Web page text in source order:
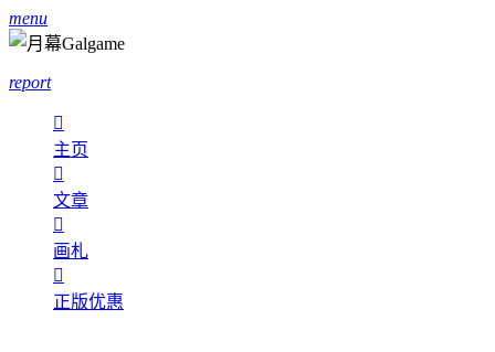
menu
report

主页

文章

画札

正版优惠